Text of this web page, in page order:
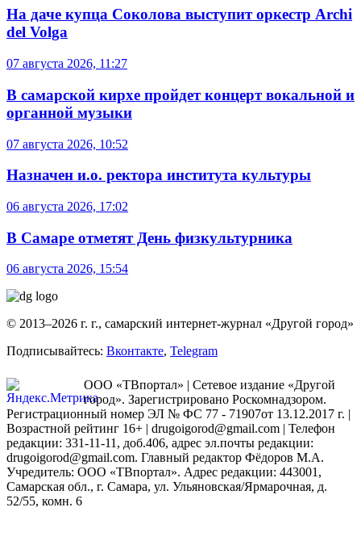
На даче купца Соколова выступит оркестр Archi
del Volga
07 августа 2026, 11:27
В самарской кирхе пройдет концерт вокальной и
органной музыки
07 августа 2026, 10:52
Назначен и.о. ректора института культуры
06 августа 2026, 17:02
В Самаре отметят День физкультурника
06 августа 2026, 15:54
© 2013–2026 г. г., самарский интернет-журнал «Другой город»
Подписывайтесь: Вконтакте, Telegram
ООО «ТВпортал» | Сетевое издание «Другой
город». Зарегистрировано Роскомнадзором.
Регистрационный номер ЭЛ № ФС 77 - 71907от 13.12.2017 г. |
Возрастной рейтинг 16+ | drugoigorod@gmail.com | Телефон
редакции: 331-11-11, доб.406, адрес эл.почты редакции:
drugoigorod@gmail.com. Главный редактор Фёдоров М.А.
Учредитель: ООО «ТВпортал». Адрес редакции: 443001,
Самарская обл., г. Самара, ул. Ульяновская/Ярмарочная, д.
52/55, комн. 6